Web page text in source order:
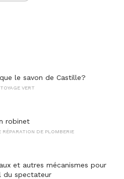
le savon de Castille?
VERT
robinet
RÉPARATION DE PLOMBERIE
et autres mécanismes pour
du spectateur